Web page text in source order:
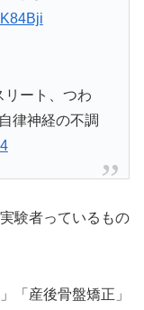
ート、つわ
律神経の不調
験者っているもの
「産後骨盤矯正」